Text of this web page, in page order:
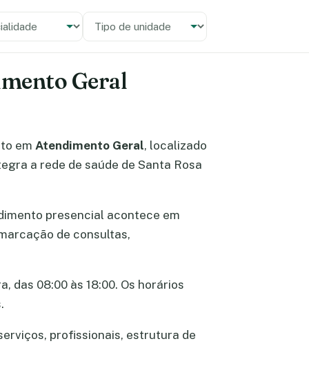
Geral
em Atendimento Geral, localizado
a rede de saúde de Santa Rosa
presencial acontece em
de consultas,
das 08:00 às 18:00. Os horários
profissionais, estrutura de